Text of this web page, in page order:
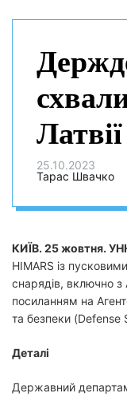
25.10.2023
Тарас Швачко
КИЇВ. 25 жовтня.
HIMARS із
снарядів, включно
посиланням на
та безпеки
Деталі
Державний